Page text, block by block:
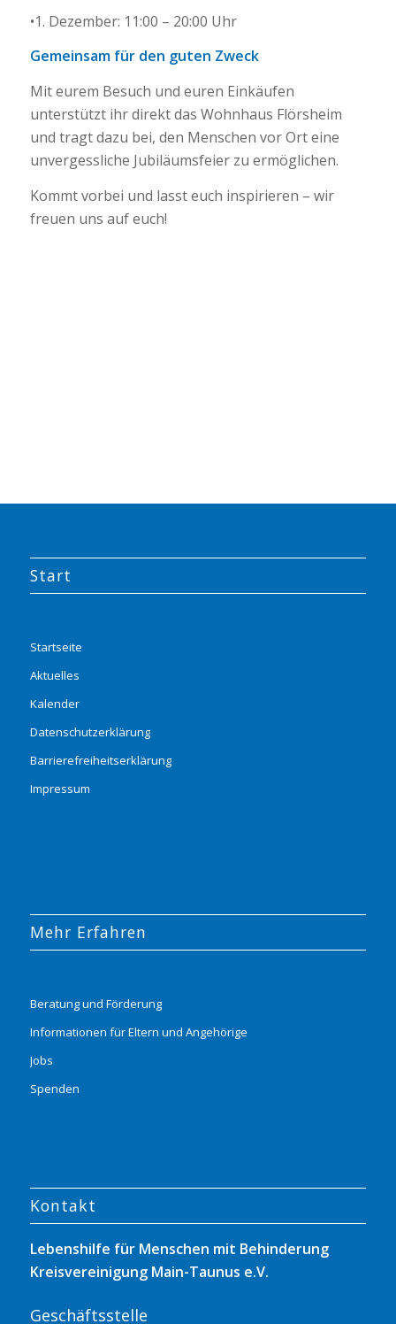
•1. Dezember: 11:00 – 20:00 Uhr
Gemeinsam für den guten Zweck
Mit eurem Besuch und euren Einkäufen
unterstützt ihr direkt das Wohnhaus Flörsheim
und tragt dazu bei, den Menschen vor Ort eine
unvergessliche Jubiläumsfeier zu ermöglichen.
Kommt vorbei und lasst euch inspirieren – wir
freuen uns auf euch!
Start
Startseite
Aktuelles
Kalender
Datenschutzerklärung
Barrierefreiheitserklärung
Impressum
Mehr Erfahren
Beratung und Förderung
Informationen für Eltern und Angehörige
Jobs
Spenden
Kontakt
Lebenshilfe für Menschen mit Behinderung
Kreisvereinigung Main-Taunus e.V.
Geschäftsstelle